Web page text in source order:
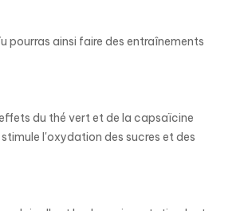
pourras ainsi faire des entraînements
du thé vert et de la capsaïcine
l'oxydation des sucres et des